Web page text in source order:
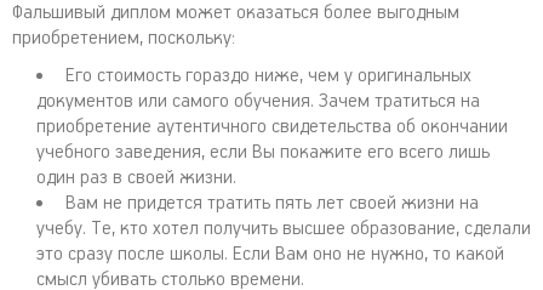
Фальшивый диплом может оказаться более выгодным
приобретением, поскольку:
Его стоимость гораздо ниже, чем у оригинальных
документов или самого обучения. Зачем тратиться на
приобретение аутентичного свидетельства об окончании
учебного заведения, если Вы покажите его всего лишь
один раз в своей жизни.
Вам не придется тратить пять лет своей жизни на
учебу. Те, кто хотел получить высшее образование, сделали
это сразу после школы. Если Вам оно не нужно, то какой
смысл убивать столько времени.